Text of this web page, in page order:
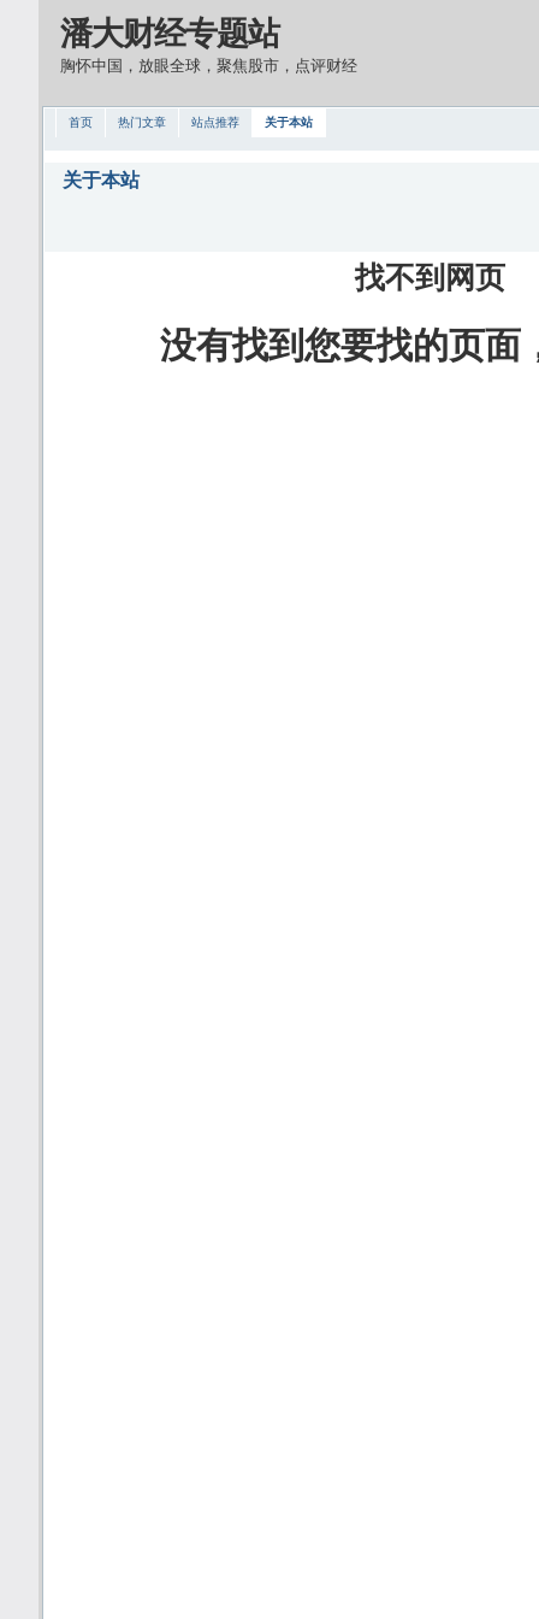
潘大财经专题站
胸怀中国，放眼全球，聚焦股市，点评财经
首页 热门文章 站点推荐 关于本站
关于本站
找不到网页
没有找到您要找的页面